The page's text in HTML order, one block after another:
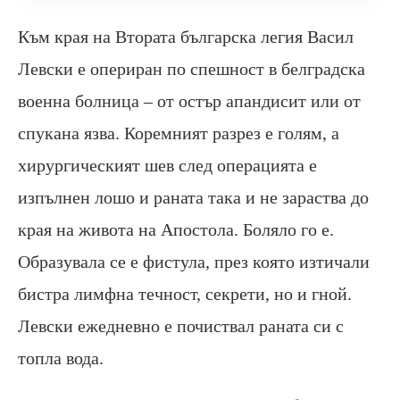
Към края на Втората българска легия Васил
Левски е опериран по спешност в белградска
военна болница – от остър апандисит или от
спукана язва. Коремният разрез е голям, а
хирургическият шев след операцията е
изпълнен лошо и раната така и не зараства до
края на живота на Апостола. Боляло го е.
Образувала се е фистула, през която изтичали
бистра лимфна течност, секрети, но и гной.
Левски ежедневно е почиствал раната си с
топла вода.